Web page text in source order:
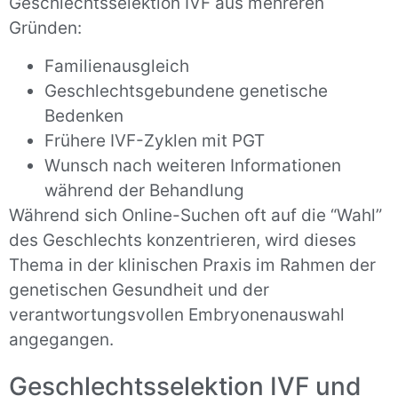
Gründen:
Familienausgleich
Geschlechtsgebundene genetische
Bedenken
Frühere IVF-Zyklen mit PGT
Wunsch nach weiteren Informationen
während der Behandlung
Während sich Online-Suchen oft auf die “Wahl”
des Geschlechts konzentrieren, wird dieses
Thema in der klinischen Praxis im Rahmen der
genetischen Gesundheit und der
verantwortungsvollen Embryonenauswahl
angegangen.
Geschlechtsselektion IVF und